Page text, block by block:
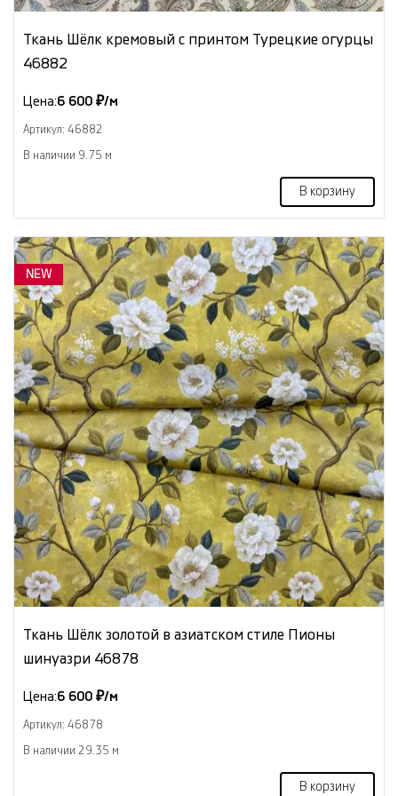
Ткань Шёлк кремовый с принтом Турецкие огурцы
46882
Цена:6 600 ₽/м
Артикул: 46882
В наличии 9.75 м
В корзину
NEW
Ткань Шёлк золотой в азиатском стиле Пионы
шинуазри 46878
Цена:6 600 ₽/м
Артикул: 46878
В наличии 29.35 м
В корзину